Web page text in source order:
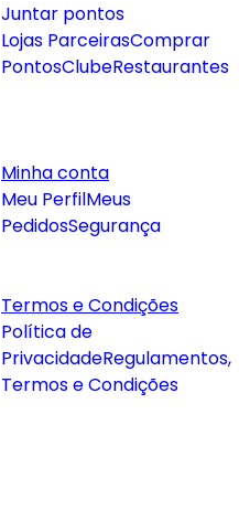
Juntar pontos
Lojas ParceirasComprar
PontosClubeRestaurantes
Minha conta
Meu PerfilMeus
PedidosSegurança
Termos e Condições
Política de
PrivacidadeRegulamentos,
Termos e Condições